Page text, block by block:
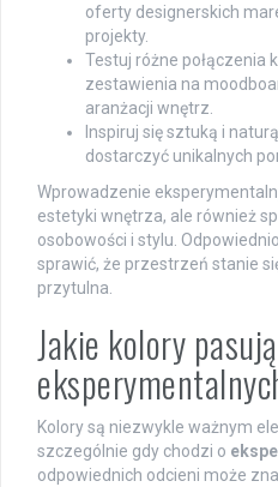
oferty designerskich
projekty.
Testuj różne połączenia
zestawienia na
aranżacji wnętrz.
Inspiruj się sztuką i
dostarczyć unikalnych
Wprowadzenie
estetyki wnętrza, ale również
osobowości i stylu.
sprawić, że przestrzeń stanie
przytulna.
Jakie kolory
Kolory są niezwykle ważnym
szczególnie gdy chodzi o
odpowiednich odcieni może